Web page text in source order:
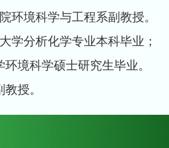
环境科学与工程系副教授。
学分析化学专业本科毕业；
环境科学硕士研究生毕业。
授。